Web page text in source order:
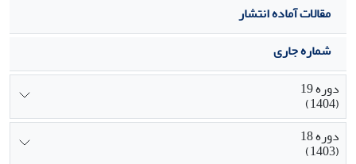
مقالات آماده انتشار
شماره جاری
دوره 19
(1404)
دوره 18
(1403)